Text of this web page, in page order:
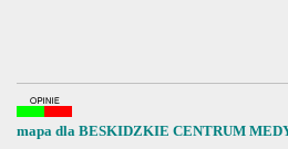
mapa dla BESKIDZKIE CENTRUM